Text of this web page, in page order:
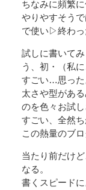
ちなみに頻繁
やりやすそう
で使い▷終わっ
試しに書いて
う、初・（私
すごい…思った
太さや型があ
のを色々お試し
すごい、全然
この熱量のブ
当たり前だけ
なる。
書くスピード